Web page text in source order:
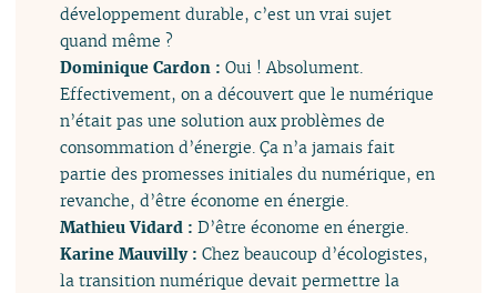
développement durable, c’est un vrai sujet
quand même ?
Dominique Cardon :Oui ! Absolument.
Effectivement, on a découvert que le numérique
n’était pas une solution aux problèmes de
consommation d’énergie. Ça n’a jamais fait
partie des promesses initiales du numérique, en
revanche, d’être économe en énergie.
Mathieu Vidard :D’être économe en énergie.
Karine Mauvilly :Chez beaucoup d’écologistes,
la transition numérique devait permettre la